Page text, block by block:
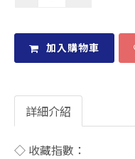
加入購物車
詳細介紹
◇ 收藏指數：